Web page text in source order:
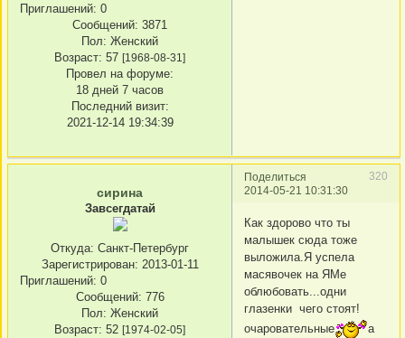
Приглашений: 0
Сообщений: 3871
Пол: Женский
Возраст: 57 [1968-08-31]
Провел на форуме:
18 дней 7 часов
Последний визит:
2021-12-14 19:34:39
Поделиться
320
2014-05-21 10:31:30
сирина
Завсегдатай
Откуда: Санкт-Петербург
Зарегистрирован: 2013-01-11
Приглашений: 0
Сообщений: 776
Пол: Женский
Возраст: 52 [1974-02-05]
Как здорово что ты
малышек сюда тоже
выложила.Я успела
масявочек на ЯМе
облюбовать...одни
глазенки чего стоят!
очаровательные
а